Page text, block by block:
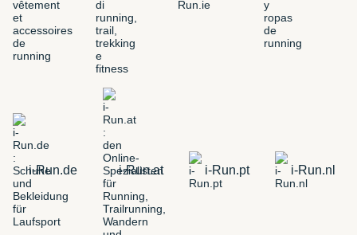
i-Run.de i-Run.at i-Run.pt i-Run.nl